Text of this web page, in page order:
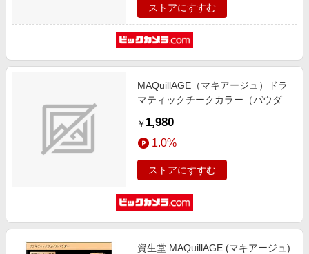
ストアにすすむ
MAQuillAGE（マキアージュ）ドラ
マティックチークカラー（パウダ
￥ 1,980
1.0%
ストアにすすむ
資生堂 MAQuillAGE (マキアージュ)